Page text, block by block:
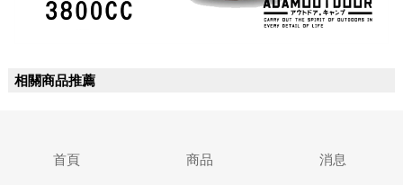
相關商品推薦
首頁 商品 消息